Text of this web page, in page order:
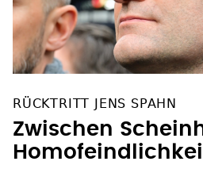
RÜCKTRITT JENS SPAHN
Zwischen